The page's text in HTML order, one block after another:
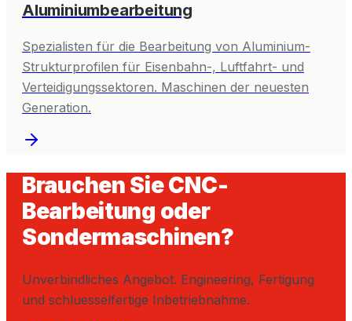
Aluminiumbearbeitung
Spezialisten für die Bearbeitung von Aluminium-
Strukturprofilen für Eisenbahn-, Luftfahrt- und
Verteidigungssektoren. Maschinen der neuesten
Generation.
Brauchen Sie CNC-
Bearbeitung oder
Sondermaschinen?
Unverbindliches Angebot. Engineering, Fertigung
und schluesselfertige Inbetriebnahme.